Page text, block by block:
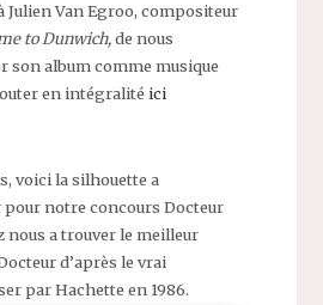
Julien Van Egroo, compositeur
to Dunwich,de nous
son album comme musique
en intégralité ici
voici la silhouette a
notre concours Docteur
nous a trouver le meilleur
d’après le vrai
par Hachette en 1986.